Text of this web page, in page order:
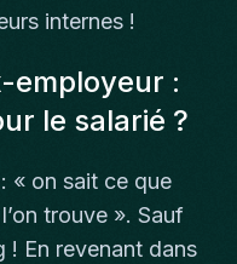
internes !
employeur :
le salarié ?
« on sait ce que
trouve ». Sauf
! En revenant dans